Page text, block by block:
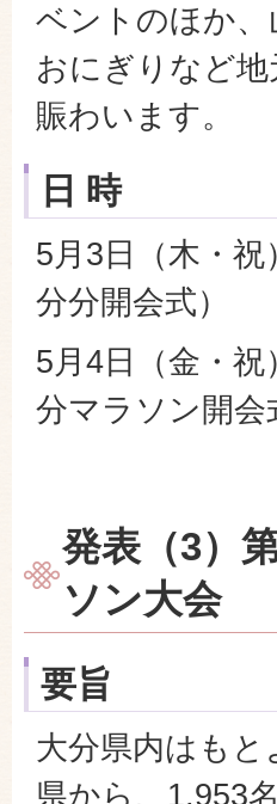
ベントのほか
おにぎりなど
賑わいます。
日 時
5月3日（木・
分分開会式）
5月4日（金・
分マラソン開会
発表（3）
ソン大会
要旨
大分県内はも
県から、1,953